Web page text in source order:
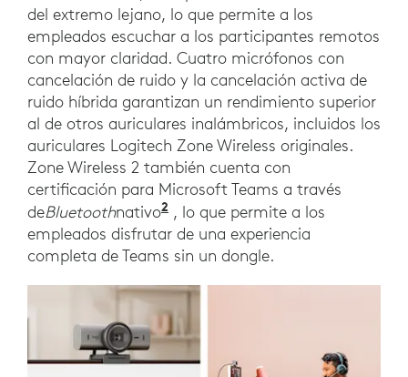
del extremo lejano, lo que permite a los
empleados escuchar a los participantes remotos
con mayor claridad. Cuatro micrófonos con
cancelación de ruido y la cancelación activa de
ruido híbrida garantizan un rendimiento superior
al de otros auriculares inalámbricos, incluidos los
auriculares Logitech Zone Wireless originales.
Zone Wireless 2 también cuenta con
certificación para Microsoft Teams a través
deBluetoothnativo2 Requiere Windows 11 y la
, lo que permite a los
empleados disfrutar de una experiencia
completa de Teams sin un dongle.